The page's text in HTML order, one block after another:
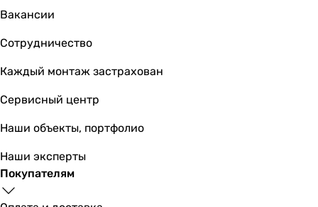
1 399
1 372грн
Основные характеристики
Расход воздуха
Вакансии
Сотрудничество
Каждый монтаж застрахован
Сервисный центр
Наши объекты, портфолио
Наши эксперты
Покупателям